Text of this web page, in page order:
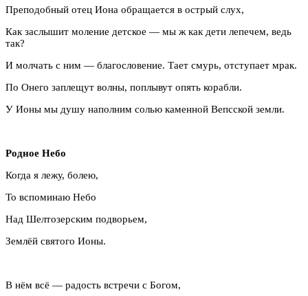
Преподобный отец Иона обращается в острый слух,
Как заслышит моление детское — мы ж как дети лепечем, ведь
так?
И молчать с ним — благословение. Тает смурь, отступает мрак.
По Онего заплещут волны, поплывут опять корабли.
У Ионы мы душу наполним солью каменной Вепсской земли.
Родное Небо
Когда я лежу, болею,
То вспоминаю Небо
Над Шелтозерским подворьем,
Землёй святого Ионы.
В нём всё — радость встречи с Богом,